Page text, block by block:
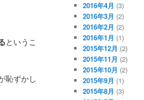
というこ
恥ずかし
2016年4月 (3)
2016年3月 (2)
2016年2月 (2)
2016年1月 (1)
2015年12月 (2)
2015年11月 (2)
2015年10月 (2)
2015年9月 (1)
2015年8月 (3)